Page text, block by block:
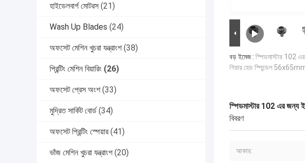
হাইডেলবার্গ মোটরস (21)
Wash Up Blades (24)
অফসেট মেশিন খুচরা যন্ত্রাংশ (38)
প্রিন্টিং মেশিন বিয়ারিং (26)
অফসেট প্রেস অংশ (33)
মুদ্রিত সার্কিট বোর্ড (34)
অফসেট প্রিন্টিং স্পেয়ার (41)
ভাঁজ মেশিন খুচরা যন্ত্রাংশ (20)
বড় ইমেজ : স্পিডমাস্টার 102
গিয়ার হেড স্পিন্ডেল
স্পিডমাস্টার 102 এর জন্য
বিবরণ
আকার: